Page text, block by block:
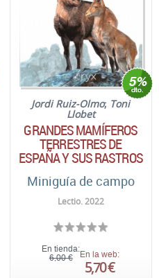
Jordi Ruiz-Olmo; Toni
Llobet
GRANDES MAMÍFEROS
TERRESTRES DE
ESPAÑA Y SUS RASTROS
Miniguía de campo
Lectio. 2022
En tienda:
6,00 €
En la web:
5,70 €